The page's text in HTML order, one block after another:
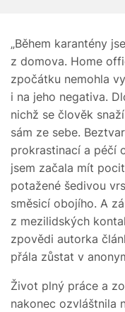
„Během karantény
z domova. Home
zpočátku nemohla
i na jeho negativa.
nichž se člověk
sám ze sebe.
prokrastinací a péčí
jsem začala mít
potažené šedivou
směsicí obojího. A
z mezilidských
zpovědi autorka
přála zůstat v
Život plný práce a
nakonec ozvláštnila